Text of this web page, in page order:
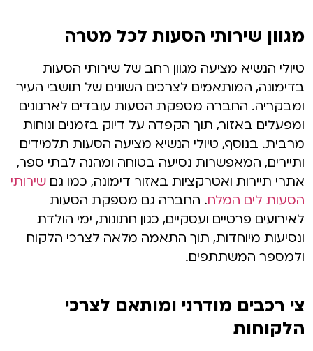
מגוון שירותי הסעות לכל מטרה
טיולי הנשיא מציעה מגוון רחב של שירותי הסעות
בדימונה, המותאמים לצרכים השונים של תושבי העיר
ומבקריה. החברה מספקת הסעות עובדים לארגונים
ומפעלים באזור, תוך הקפדה על דיוק בזמנים ונוחות
מרבית. בנוסף, טיולי הנשיא מציעה הסעות תלמידים
ותיירים, המאפשרות נסיעה בטוחה ומהנה לבתי ספר,
אתרי תיירות ואטרקציות באזור דימונה, כמו גם שירותי
הסעות לים המלח. החברה גם מספקת הסעות
לאירועים פרטיים ועסקיים, כגון חתונות, ימי הולדת
ונסיעות מיוחדות, תוך התאמה מלאה לצרכי הלקוח
ולמספר המשתתפים.
צי רכבים מודרני ומותאם לצרכי
הלקוחות